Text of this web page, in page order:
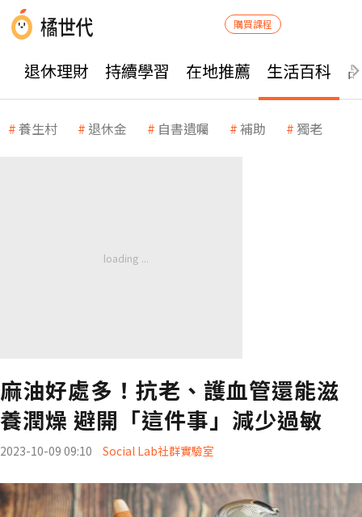
購買課程
退休理財 持續學習 在地推薦 生活百科
養生村 退休金 自書遺囑 補助 獨老
麻油好處多！抗老、護血管還能滋
養潤燥 避開「這件事」減少過敏
2023-10-09 09:10 Social Lab社群實驗室